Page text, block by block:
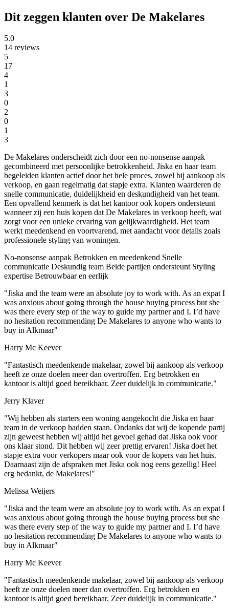
Dit zeggen klanten over De Makelares
5.0
14 reviews
5
17
4
1
3
0
2
0
1
3
De Makelares onderscheidt zich door een no-nonsense aanpak
gecombineerd met persoonlijke betrokkenheid. Jiska en haar team
begeleiden klanten actief door het hele proces, zowel bij aankoop als
verkoop, en gaan regelmatig dat stapje extra. Klanten waarderen de
snelle communicatie, duidelijkheid en deskundigheid van het team.
Een opvallend kenmerk is dat het kantoor ook kopers ondersteunt
wanneer zij een huis kopen dat De Makelares in verkoop heeft, wat
zorgt voor een unieke ervaring van gelijkwaardigheid. Het team
werkt meedenkend en voortvarend, met aandacht voor details zoals
professionele styling van woningen.
No-nonsense aanpak Betrokken en meedenkend Snelle
communicatie Deskundig team Beide partijen ondersteuntStyling
expertise Betrouwbaar en eerlijk
"Jiska and the team were an absolute joy to work with. As an expat I
was anxious about going through the house buying process but she
was there every step of the way to guide my partner and I. I’d have
no hesitation recommending De Makelares to anyone who wants to
buy in Alkmaar"
Harry Mc Keever
"Fantastisch meedenkende makelaar, zowel bij aankoop als verkoop
heeft ze onze doelen meer dan overtroffen. Erg betrokken en
kantoor is altijd goed bereikbaar. Zeer duidelijk in communicatie."
Jerry Klaver
"Wij hebben als starters een woning aangekocht die Jiska en haar
team in de verkoop hadden staan. Ondanks dat wij de kopende partij
zijn geweest hebben wij altijd het gevoel gehad dat Jiska ook voor
ons klaar stond. Dit hebben wij zeer prettig ervaren! Jiska doet het
stapje extra voor verkopers maar ook voor de kopers van het huis.
Daarnaast zijn de afspraken met Jiska ook nog eens gezellig! Heel
erg bedankt, de Makelares!"
Melissa Weijers
"Jiska and the team were an absolute joy to work with. As an expat I
was anxious about going through the house buying process but she
was there every step of the way to guide my partner and I. I’d have
no hesitation recommending De Makelares to anyone who wants to
buy in Alkmaar"
Harry Mc Keever
"Fantastisch meedenkende makelaar, zowel bij aankoop als verkoop
heeft ze onze doelen meer dan overtroffen. Erg betrokken en
kantoor is altijd goed bereikbaar. Zeer duidelijk in communicatie."